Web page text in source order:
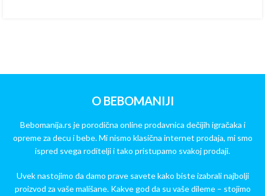
O BEBOMANIJI
Bebomanija.rs je porodična online prodavnica dečijih igračaka i
opreme za decu i bebe. Mi nismo klasična internet prodaja, mi smo
ispred svega roditelji i tako pristupamo svakoj prodaji.
Uvek nastojimo da damo prave savete kako biste izabrali najbolji
proizvod za vaše mališane. Kakve god da su vaše dileme – stojimo